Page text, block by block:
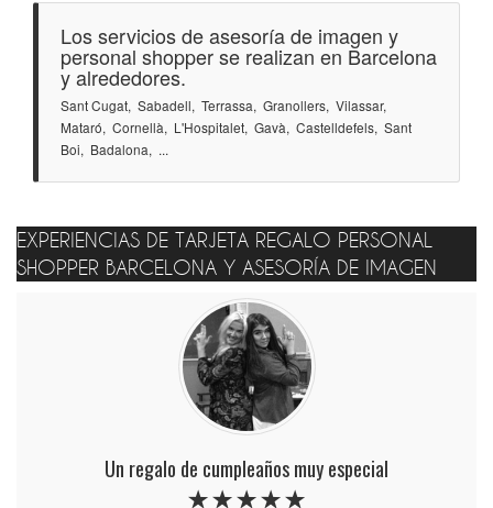
Los servicios de asesoría de imagen y
personal shopper se realizan en Barcelona
y alrededores.
Sant Cugat, Sabadell, Terrassa, Granollers, Vilassar,
Mataró, Cornellà, L'Hospitalet, Gavà, Castelldefels, Sant
Boi, Badalona, ...
EXPERIENCIAS DE TARJETA REGALO PERSONAL
SHOPPER BARCELONA Y ASESORÍA DE IMAGEN
Un regalo de cumpleaños muy especial